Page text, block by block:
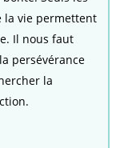
la vie permettent
Il nous faut
persévérance
la